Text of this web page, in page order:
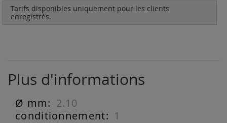
Tarifs disponibles uniquement pour les clients
enregistrés.
Plus d'informations
Plus
d'informations
2.10
1